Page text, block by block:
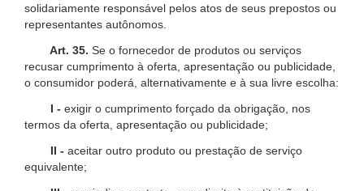
solidariamente responsável pelos atos de seus prepostos ou
representantes autônomos.
Art. 35. Se o fornecedor de produtos ou serviços
recusar cumprimento à oferta, apresentação ou publicidade,
o consumidor poderá, alternativamente e à sua livre escolha:
I - exigir o cumprimento forçado da obrigação, nos
termos da oferta, apresentação ou publicidade;
II - aceitar outro produto ou prestação de serviço
equivalente;